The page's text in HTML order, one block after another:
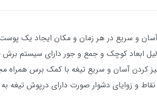
و سریع در هر زمان و مکان ایجاد یک
ابعاد کوچک و جمع و جور دارای سیستم
و زوایای دشوار صورت دارای درپوش تیغه